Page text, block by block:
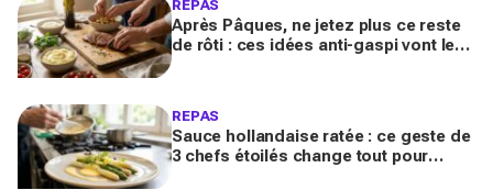
REPAS
Après Pâques, ne jetez plus ce reste
de rôti : ces idées anti-gaspi vont le
REPAS
Sauce hollandaise ratée : ce geste de
3 chefs étoilés change tout pour